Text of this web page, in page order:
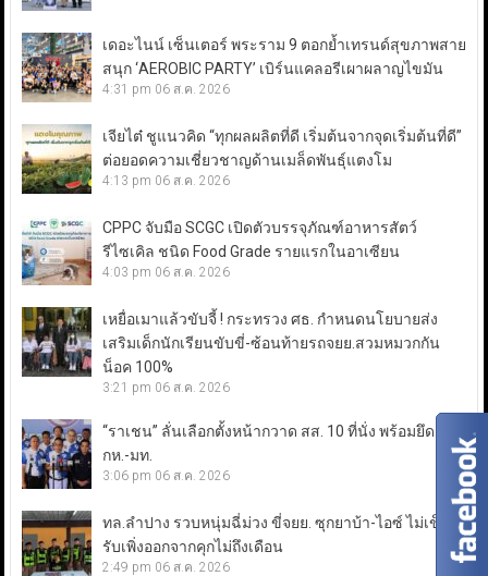
เดอะไนน์ เซ็นเตอร์ พระราม 9 ตอกย้ำเทรนด์สุขภาพสาย
สนุก ‘AEROBIC PARTY’ เบิร์นแคลอรีเผาผลาญไขมัน
4:31 pm 06 ส.ค. 2026
เจียไต๋ ชูแนวคิด “ทุกผลผลิตที่ดี เริ่มต้นจากจุดเริ่มต้นที่ดี”
ต่อยอดความเชี่ยวชาญด้านเมล็ดพันธุ์แตงโม
4:13 pm 06 ส.ค. 2026
CPPC จับมือ SCGC เปิดตัวบรรจุภัณฑ์อาหารสัตว์
รีไซเคิล ชนิด Food Grade รายแรกในอาเซียน
4:03 pm 06 ส.ค. 2026
เหยื่อเมาแล้วขับจี้ ! กระทรวง ศธ. กำหนดนโยบายส่ง
เสริมเด็กนักเรียนขับขี่-ซ้อนท้ายรถจยย.สวมหมวกกัน
น็อค 100%
3:21 pm 06 ส.ค. 2026
“ราเชน” ลั่นเลือกตั้งหน้ากวาด สส. 10 ที่นั่ง พร้อมยึดเก้าอี้
กห.-มท.
3:06 pm 06 ส.ค. 2026
ทล.ลำปาง รวบหนุ่มฉี่ม่วง ขี่จยย. ซุกยาบ้า-ไอซ์ ไม่เข็ด!
รับเพิ่งออกจากคุกไม่ถึงเดือน
2:49 pm 06 ส.ค. 2026